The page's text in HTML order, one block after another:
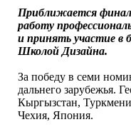
Приближается финал
работу
и принять участие в
Школой Дизайна.
За победу в семи
дальнего зарубежья.
Кыргызстан,
Чехия, Япония.